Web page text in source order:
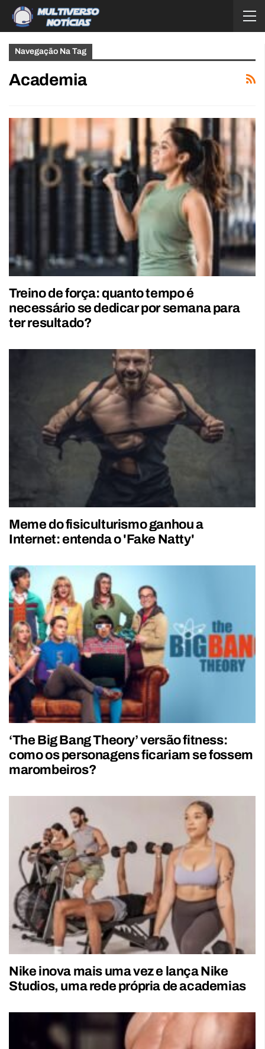
Navegação Na Tag
Academia
Treino de força: quanto tempo é
necessário se dedicar por semana para
ter resultado?
Meme do fisiculturismo ganhou a
Internet: entenda o 'Fake Natty'
‘The Big Bang Theory’ versão fitness:
como os personagens ficariam se fossem
marombeiros?
Nike inova mais uma vez e lança Nike
Studios, uma rede própria de academias